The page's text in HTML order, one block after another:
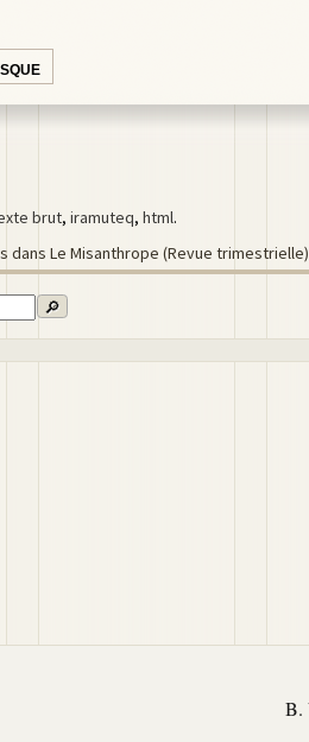
brut, iramuteq, html.
dans Le Misanthrope (Revue trimestrielle)
🔎
B.